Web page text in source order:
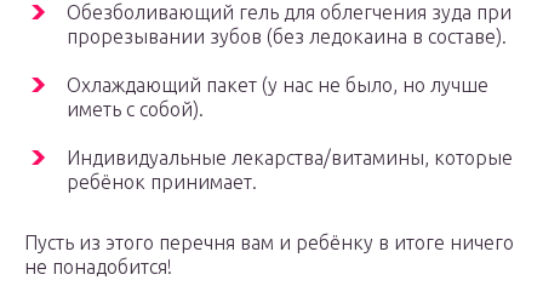
Обезболивающий гель для облегчения зуда при
прорезывании зубов (без ледокаина в составе).
Охлаждающий пакет (у нас не было, но лучше
иметь с собой).
Индивидуальные лекарства/витамины, которые
ребёнок принимает.
Пусть из этого перечня вам и ребёнку в итоге ничего
не понадобится!